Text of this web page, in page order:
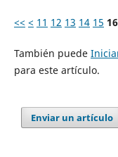
<< < 11 12 13 14 15 16
También puede
para este artículo.
Enviar un artículo